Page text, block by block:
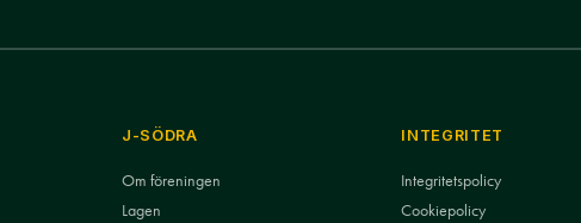
J-SÖDRA
Om föreningen
Lagen
INTEGRITET
Integritetspolicy
Cookiepolicy